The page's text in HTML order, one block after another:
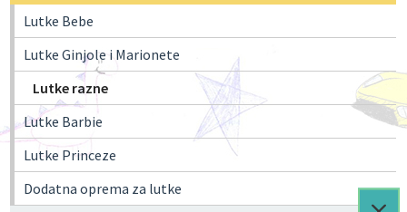
Lutke Bebe
Lutke Ginjole i Marionete
Lutke razne
Lutke Barbie
Lutke Princeze
Dodatna oprema za lutke